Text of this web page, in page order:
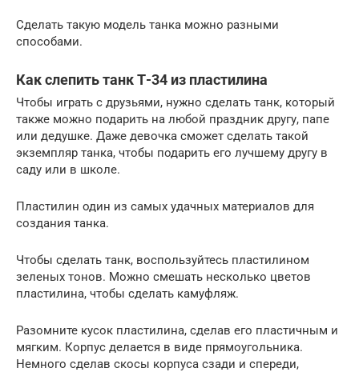
Сделать такую модель танка можно разными
способами.
Как слепить танк Т-34 из пластилина
Чтобы играть с друзьями, нужно сделать танк, который
также можно подарить на любой праздник другу, папе
или дедушке. Даже девочка сможет сделать такой
экземпляр танка, чтобы подарить его лучшему другу в
саду или в школе.
Пластилин один из самых удачных материалов для
создания танка.
Чтобы сделать танк, воспользуйтесь пластилином
зеленых тонов. Можно смешать несколько цветов
пластилина, чтобы сделать камуфляж.
Разомните кусок пластилина, сделав его пластичным и
мягким. Корпус делается в виде прямоугольника.
Немного сделав скосы корпуса сзади и спереди,